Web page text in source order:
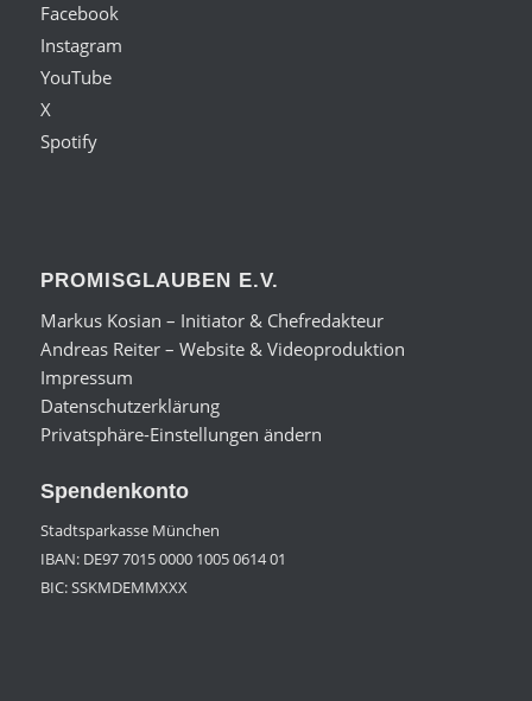
Facebook
Instagram
YouTube
X
Spotify
PROMISGLAUBEN E.V.
Markus Kosian – Initiator & Chefredakteur
Andreas Reiter – Website & Videoproduktion
Impressum
Datenschutzerklärung
Privatsphäre-Einstellungen ändern
Spendenkonto
Stadtsparkasse München
IBAN: DE97 7015 0000 1005 0614 01
BIC: SSKMDEMMXXX